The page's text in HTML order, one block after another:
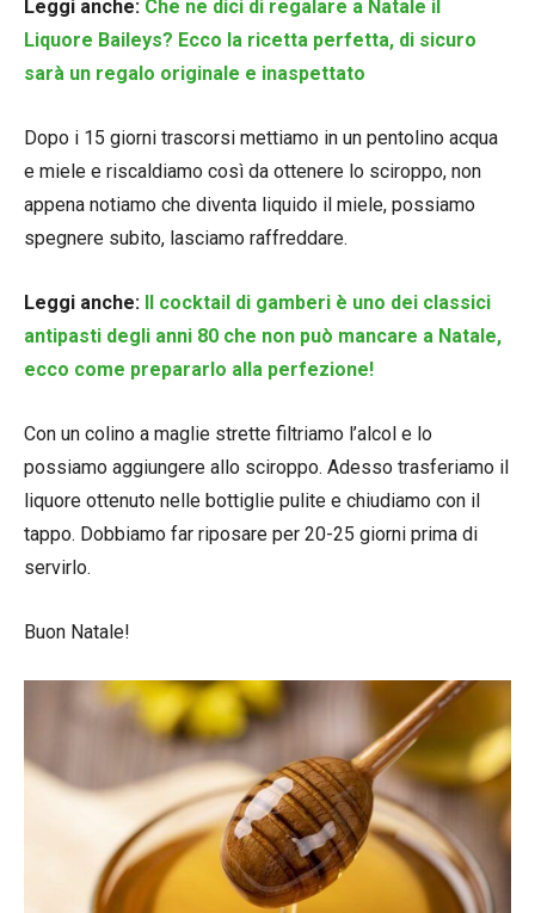
Leggi anche: Che ne dici di regalare a Natale il
Liquore Baileys? Ecco la ricetta perfetta, di sicuro
sarà un regalo originale e inaspettato
Dopo i 15 giorni trascorsi mettiamo in un pentolino acqua
e miele e riscaldiamo così da ottenere lo sciroppo, non
appena notiamo che diventa liquido il miele, possiamo
spegnere subito, lasciamo raffreddare.
Leggi anche: Il cocktail di gamberi è uno dei classici
antipasti degli anni 80 che non può mancare a Natale,
ecco come prepararlo alla perfezione!
Con un colino a maglie strette filtriamo l’alcol e lo
possiamo aggiungere allo sciroppo. Adesso trasferiamo il
liquore ottenuto nelle bottiglie pulite e chiudiamo con il
tappo. Dobbiamo far riposare per 20-25 giorni prima di
servirlo.
Buon Natale!